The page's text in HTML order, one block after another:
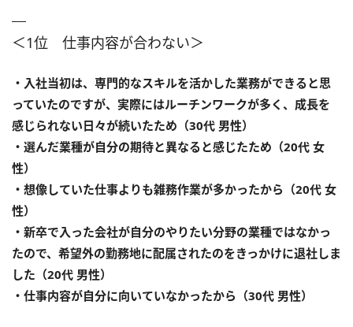
＜1位 仕事内容が合わない＞
・入社当初は、専門的なスキルを活かした業務ができると思
っていたのですが、実際にはルーチンワークが多く、成長を
感じられない日々が続いたため（30代 男性）
・選んだ業種が自分の期待と異なると感じたため（20代 女
性）
・想像していた仕事よりも雑務作業が多かったから（20代 女
性）
・新卒で入った会社が自分のやりたい分野の業種ではなかっ
たので、希望外の勤務地に配属されたのをきっかけに退社しま
した（20代 男性）
・仕事内容が自分に向いていなかったから（30代 男性）